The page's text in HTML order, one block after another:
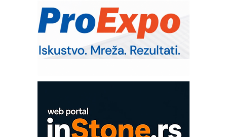
– Pametna signalizacija za efikasnije
upravljanje mašinama
Sigurnije ispitivanje transformatora u
solarnim elektranama i vetroparkovima
Pranje točkova na gradilištu- standard
Proizvodnja iC7 Hybrid 1500 VDC
COMBYPACK
EVOKS Maintenance Management